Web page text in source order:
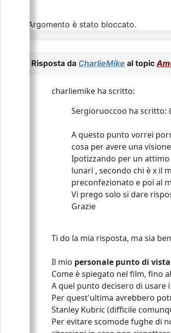
L\'Argomento è stato bloccato.
Risposta da CharlieMike al topic
charliemike ha scritto:
Sergioruoccoo ha scritto:
A questo punto vorrei
cosa per avere una
Ipotizzando per un
lunari , secondo chi è x il
preconfezionato e poi al
Vi prego solo si dare
Grazie
Ti do la mia risposta, ma sia
Il mio personale punto di vista
Come è spiegato nel film, fino
A quel punto decisero di usare
Per quest'ultima avrebbero
Stanley Kubric (difficile
Per evitare scomode fughe di